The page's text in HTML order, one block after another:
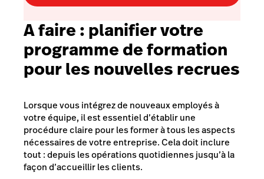
A faire : planifier votre
programme de formation
pour les nouvelles recrues
Lorsque vous intégrez de nouveaux employés à
votre équipe, il est essentiel d’établir une
procédure claire pour les former à tous les aspects
nécessaires de votre entreprise. Cela doit inclure
tout : depuis les opérations quotidiennes jusqu’à la
façon d’accueillir les clients.